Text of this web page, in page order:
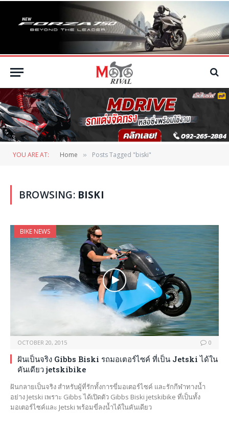
YOU ARE AT: Home » Posts Tagged "biski"
BROWSING: BISKI
BIKE NEWS
OCTOBER 20, 2015 0
ฝันเป็นจริง Gibbs Biski รถมอเตอร์ไซค์ ที่เป็น Jetski ได้ใน
คันเดียว jetskibike
ฝันกลายเป็นจริง สำหรับผู้ที่รักทั้งการขี่มอเตอร์ไซค์ และรักกีฬาทางน้ำ
อย่าง Jetski เพราะ Gibbs ได้เปิดตัว Gibbs Biski jetskibike ที่เป็นทั้ง
มอเตอร์ไซค์และ Jetski พร้อมขี่ลงน้ำได้ในคันเดียว